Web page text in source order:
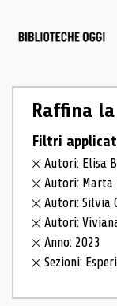
Raffina
Filtri
Autori: Elisa
Autori: Marta
Autori: Silvia
Autori:
Anno: 2023
Sezioni: